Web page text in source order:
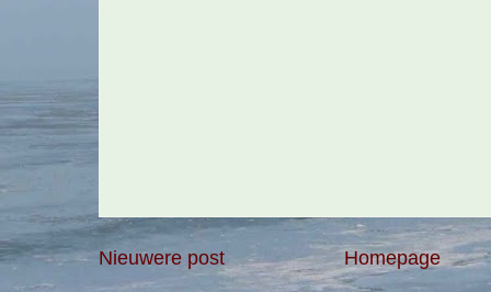
Nieuwere post Homepage